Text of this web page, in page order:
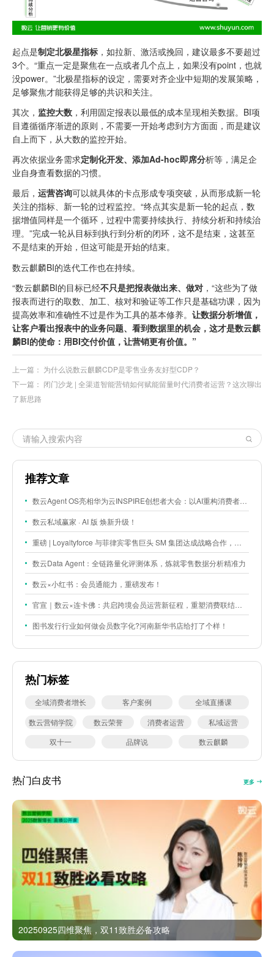
起点是制定北极星指标 ，如拉新、激活或挽回，建议最多不要超过
3个。“重点一定是聚焦在一点或者几个点上，如果没有point，也就
没power。”北极星指标的设定，需要对齐企业中短期的发展策略，
足够聚焦才能获得足够的共识和关注。
其次， 监控大数 ，利用固定报表以最低的成本呈现相关数据。BI项
目遵循循序渐进的原则，不需要一开始考虑到方方面面，而是建议
自上而下，从大数的监控开始。
再次依据业务需求定制化开发、添加Ad-hoc即席分析等，满足企
业自身查看数据的习惯。
最后， 运营咨询可以就具体的卡点形成专项突破，从而形成新一轮
关注的指标、新一轮的过程监控。“终点其实是新一轮的起点，数
据增值同样是一个循环，过程中需要持续执行、持续分析和持续治
理。”完成一轮从目标到执行到分析的闭环，这不是结束，这甚至
不是结束的开始，但这可能是开始的结束。
数云麒麟BI的迭代工作也在持续。
“数云麒麟BI的目标已经不只是把报表做出来、做对 ，“这些为了做
报表而进行的取数、加工、核对和验证等工作只是基础功课，因为
提高效率和准确性不过是作为工具的基本修养。 让数据分析增值，
让客户看出报表中的业务问题、看到数据里的机会 ，这才是数云麒
麟BI的使命：用BI交付价值，让营销更有价值。”
上一篇： 为什么说数云麒麟CDP是零售业务友好型CDP？
下一篇： 闭门沙龙 | 全渠道智能营销如何赋能留量时代消费者运营？这次聊出
了新思路
推荐文章
数云Agent OS亮相华为云INSPIRE创想者大会：以AI重构消费者运营与零售营销新范式
数云私域赢家 · AI 版 焕新升级！
重磅 | Loyaltyforce 与菲律宾零售巨头 SM 集团达成战略合作，携手开启 SMAC 会员数智化运营新征程
数云Data Agent：全链路量化评测体系，炼就零售数据分析精准力
数云×小红书：会员通能力，重磅发布！
官宣｜数云×连卡佛：共启跨境会员运营新征程，重塑消费联结新体验
图书发行行业如何做会员数字化?河南新华书店给打了个样！
热门标签
全域消费者增长 客户案例
全域直播课
数云营销学院
数云荣誉 消费者运营
私域运营
双十一
品牌说 数云麒麟
热门白皮书 更多
20250925四维聚焦，双11致胜必备攻略